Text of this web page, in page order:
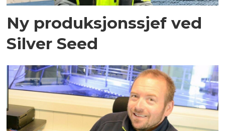
Ny produksjonssjef ved
Silver Seed